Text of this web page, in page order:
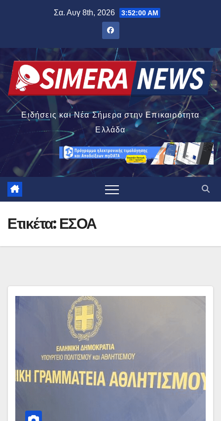
Σα. Αυγ 8th, 2026 3:52:01 AM
Ειδήσεις και Νέα Σήμερα στην Επικαιρότητα
Ελλάδα
Ετικέτα: ΕΣΟΑ